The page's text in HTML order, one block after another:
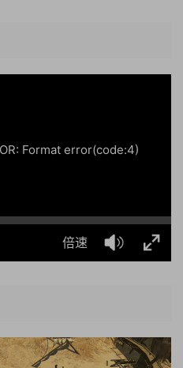
倍速
Format error(code:4)